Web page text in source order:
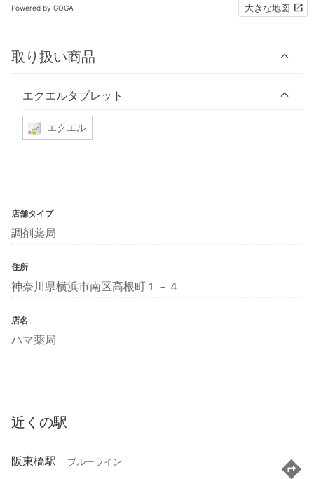
Powered by GOGA 大きな地図
取り扱い商品
エクエルタブレット
エクエル
店舗タイプ
調剤薬局
住所
神奈川県横浜市南区高根町１－４
店名
ハマ薬局
近くの駅
阪東橋駅 ブルーライン